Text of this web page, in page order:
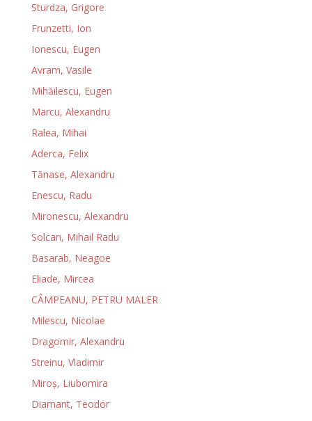
Sturdza, Grigore
Frunzetti, Ion
Ionescu, Eugen
Avram, Vasile
Mihăilescu, Eugen
Marcu, Alexandru
Ralea, Mihai
Aderca, Felix
Tănase, Alexandru
Enescu, Radu
Mironescu, Alexandru
Solcan, Mihail Radu
Basarab, Neagoe
Eliade, Mircea
CÂMPEANU, PETRU MALER
Milescu, Nicolae
Dragomir, Alexandru
Streinu, Vladimir
Miroş, Liubomira
Diamant, Teodor